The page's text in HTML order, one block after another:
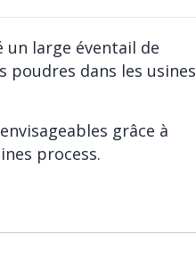
un large éventail de
dans les usines
grâce à
process.